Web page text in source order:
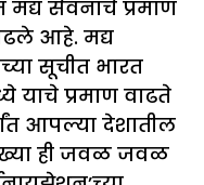
सेवनाचे प्रमाण
आहे. मद्य
सूचीत भारत
याचे प्रमाण वाढते
आपल्या देशातील
ही जवळ जवळ